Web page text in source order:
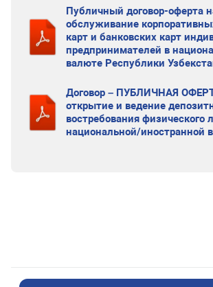
Публичный договор-оферта
обслуживание
карт и банковских карт
предпринимателей в
валюте Республики
Договор – ПУБЛИЧНАЯ
открытие и ведение
востребования физического
национальной/иностранной